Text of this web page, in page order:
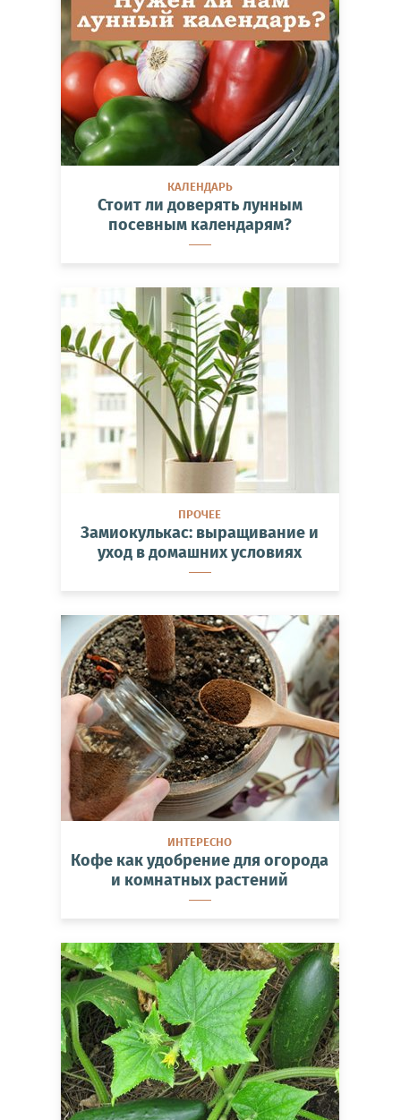
КАЛЕНДАРЬ
Стоит ли доверять лунным
посевным календарям?
ПРОЧЕЕ
Замиокулькас: выращивание и
уход в домашних условиях
ИНТЕРЕСНО
Кофе как удобрение для огорода
и комнатных растений